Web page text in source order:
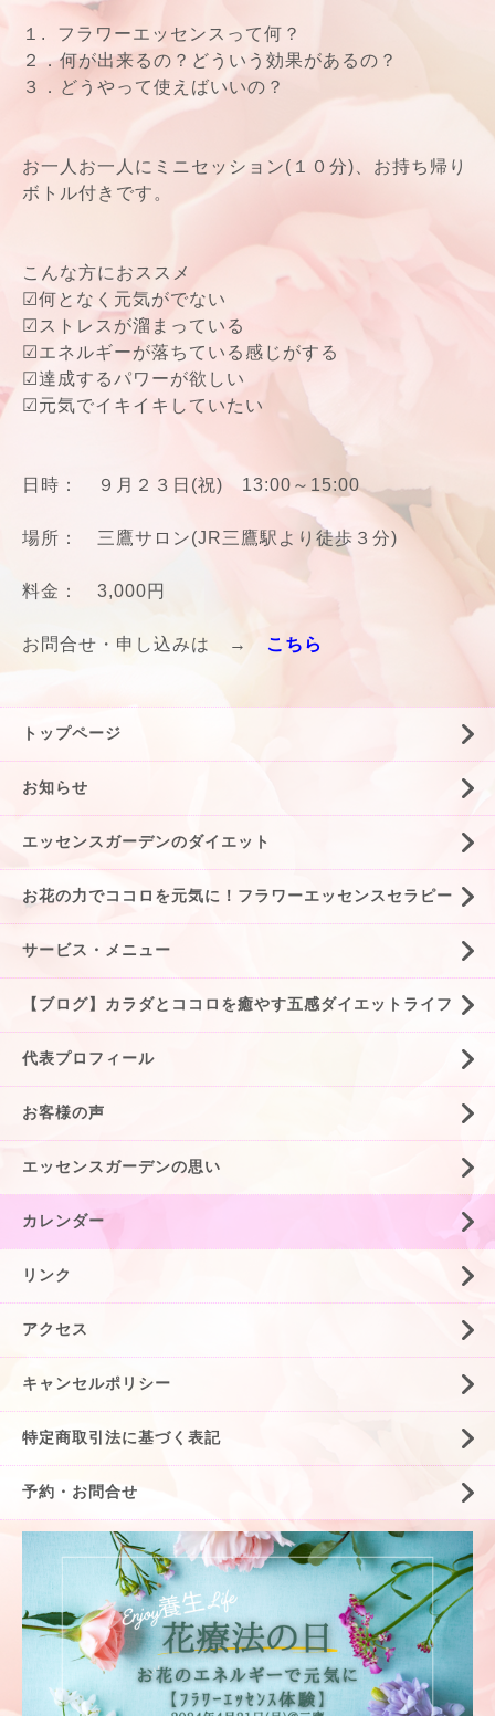
１. フラワーエッセンスって何？
２．何が出来るの？どういう効果があるの？
３．どうやって使えばいいの？
お一人お一人にミニセッション(１０分)、お持ち帰り
ボトル付きです。
こんな方におススメ
☑何となく元気がでない
☑ストレスが溜まっている
☑エネルギーが落ちている感じがする
☑達成するパワーが欲しい
☑元気でイキイキしていたい
日時： ９月２３日(祝) 13:00～15:00
場所： 三鷹サロン(JR三鷹駅より徒歩３分)
料金： 3,000円
お問合せ・申し込みは → こちら
トップページ
お知らせ
エッセンスガーデンのダイエット
お花の力でココロを元気に！フラワーエッセンスセラピー
サービス・メニュー
【ブログ】カラダとココロを癒やす五感ダイエットライフ
代表プロフィール
お客様の声
エッセンスガーデンの思い
カレンダー
リンク
アクセス
キャンセルポリシー
特定商取引法に基づく表記
予約・お問合せ